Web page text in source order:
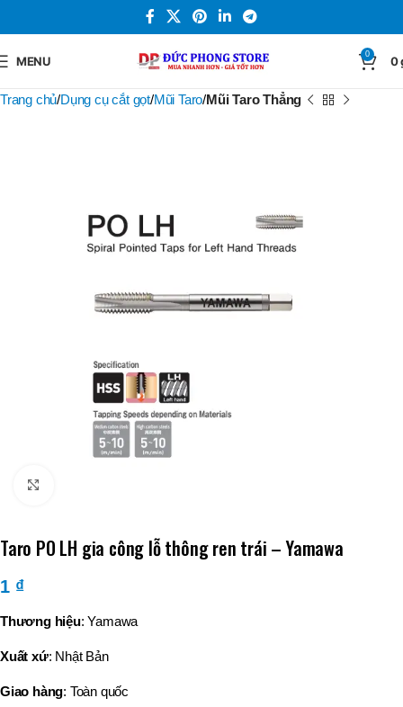
MENU 0 0
Trang chủ Dụng cụ cắt gọt Mũi Taro Mũi Taro Thẳng
Taro PO LH gia công lỗ thông ren trái – Yamawa
1 ₫
Thương hiệu: Yamawa
Xuất xứ: Nhật Bản
Giao hàng: Toàn quốc